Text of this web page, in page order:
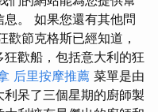
。 如果您還有其他問
歡節克格斯已經知道，
歡船，包括意大利的狂
后里按摩推薦 菜單是由
呆了三個星期的廚師製